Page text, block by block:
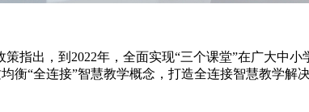
指出，到2022年，全面实现“三个课堂”在广大中
衡“全连接”智慧教学概念，打造全连接智慧教学